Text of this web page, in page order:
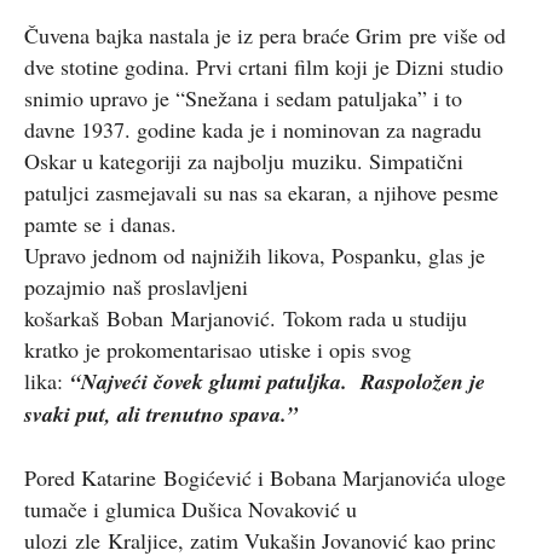
Čuvena bajka nastala je iz pera braće Grim pre više od
dve stotine godina. Prvi crtani film koji je Dizni studio
snimio upravo je “Snežana i sedam patuljaka” i to
davne 1937. godine kada je i nominovan za nagradu
Oskar u kategoriji za najbolju muziku. Simpatični
patuljci zasmejavali su nas sa ekaran, a njihove pesme
pamte se i danas.
Upravo jednom od najnižih likova, Pospanku, glas je
pozajmio naš proslavljeni
košarkaš Boban Marjanović. Tokom rada u studiju
kratko je prokomentarisao utiske i opis svog
lika: “Najveći čovek glumi patuljka. Raspoložen je
svaki put, ali trenutno spava.”
Pored Katarine Bogićević i Bobana Marjanovića uloge
tumače i glumica Dušica Novaković u
ulozi zle Kraljice, zatim Vukašin Jovanović kao princ